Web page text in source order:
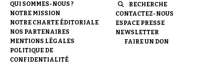
QUI SOMMES-NOUS ?
NOTRE MISSION
NOTRE CHARTE ÉDITORIALE
NOS PARTENAIRES
MENTIONS LÉGALES
POLITIQUE DE
CONFIDENTIALITÉ
RECHERCHE
CONTACTEZ-NOUS
ESPACE PRESSE
NEWSLETTER
FAIRE UN DON